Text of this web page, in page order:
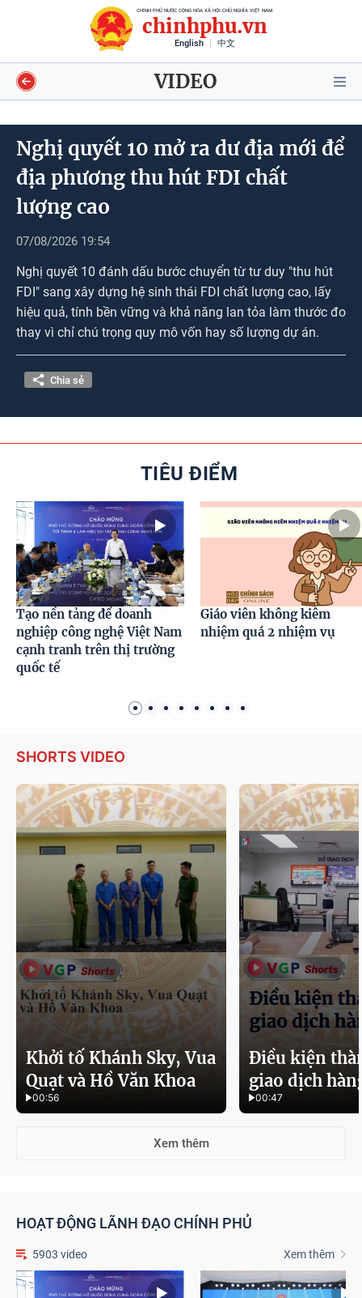
CHÍNH PHỦ NƯỚC CỘNG HÒA XÃ HỘI CHỦ NGHĨA VIỆT NAM
chinhphu.vn
English 中文
VIDEO
Video
Voices
Shorts video
Longform
Infographics
Nghị quyết 10 mở ra dư địa mới để
địa phương thu hút FDI chất
lượng cao
07/08/2026 19:54
Nghị quyết 10 đánh dấu bước chuyển từ tư duy "thu hút
FDI" sang xây dựng hệ sinh thái FDI chất lượng cao, lấy
hiệu quả, tính bền vững và khả năng lan tỏa làm thước đo
thay vì chỉ chú trọng quy mô vốn hay số lượng dự án.
Chia sẻ
TIÊU ĐIỂM
Tạo nền tảng để doanh
nghiệp công nghệ Việt Nam
cạnh tranh trên thị trường
quốc tế
Giáo viên không kiêm
nhiệm quá 2 nhiệm vụ
SHORTS VIDEO
Khởi tố Khánh Sky, Vua
Quạt và Hồ Văn Khoa
00:56
Điều kiện
giao dịch
00:47
Xem thêm
HOẠT ĐỘNG LÃNH ĐẠO CHÍNH PHỦ
5903 video Xem thêm